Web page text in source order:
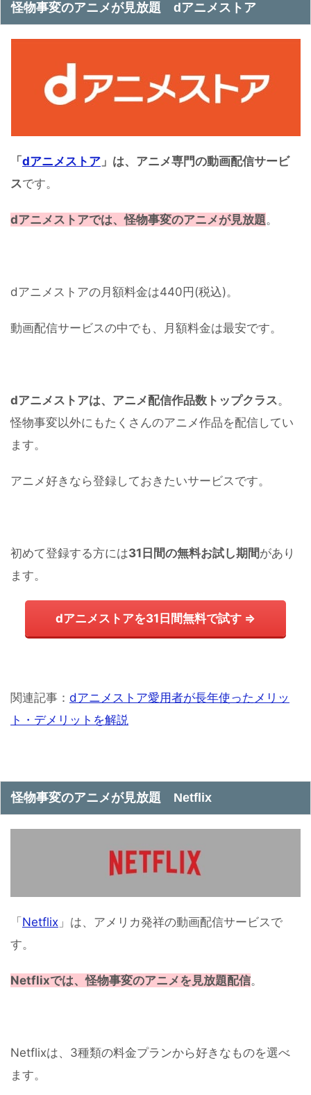
怪物事変のアニメが見放題 dアニメストア
「 dアニメストア 」は、アニメ専門の動画配信サービ
スです。
dアニメストアでは、怪物事変のアニメが見放題。
dアニメストアの月額料金は440円(税込)。
動画配信サービスの中でも、月額料金は最安です。
dアニメストアは、アニメ配信作品数トップクラス。
怪物事変以外にもたくさんのアニメ作品を配信してい
ます。
アニメ好きなら登録しておきたいサービスです。
初めて登録する方には31日間の無料お試し期間があり
ます。
dアニメストアを31日間無料で試す ⇒
関連記事： dアニメストア愛用者が長年使ったメリッ
ト・デメリットを解説
怪物事変のアニメが見放題 Netflix
「 Netflix 」は、アメリカ発祥の動画配信サービスで
す。
Netflixでは、怪物事変のアニメを見放題配信。
Netflixは、3種類の料金プランから好きなものを選べ
ます。